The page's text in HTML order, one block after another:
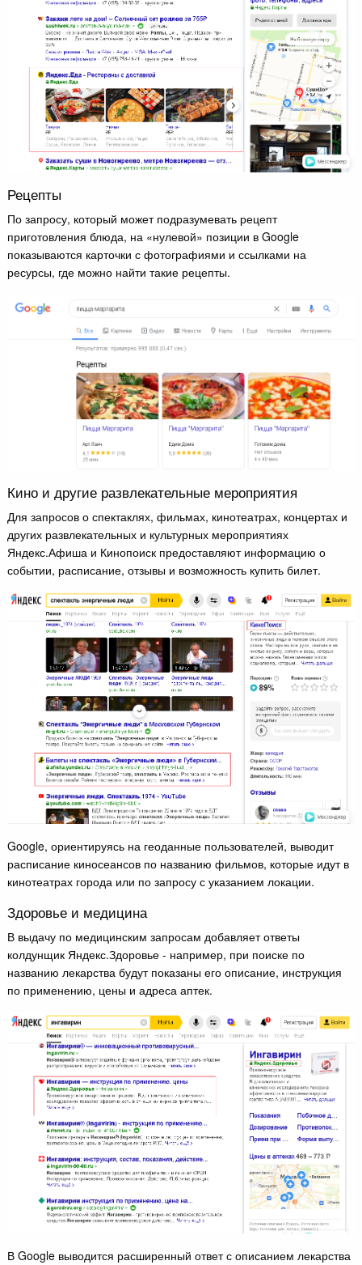
Рецепты
По запросу, который может подразумевать рецепт
приготовления блюда, на «нулевой» позиции в Google
показываются карточки с фотографиями и ссылками на
ресурсы, где можно найти такие рецепты.
Кино и другие развлекательные мероприятия
Для запросов о спектаклях, фильмах, кинотеатрах, концертах и
других развлекательных и культурных мероприятиях
Яндекс.Афиша и Кинопоиск предоставляют информацию о
событии, расписание, отзывы и возможность купить билет.
Google, ориентируясь на геоданные пользователей, выводит
расписание киносеансов по названию фильмов, которые идут в
кинотеатрах города или по запросу с указанием локации.
Здоровье и медицина
В выдачу по медицинским запросам добавляет ответы
колдунщик Яндекс.Здоровье - например, при поиске по
названию лекарства будут показаны его описание, инструкция
по применению, цены и адреса аптек.
В Google выводится расширенный ответ с описанием лекарства